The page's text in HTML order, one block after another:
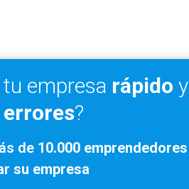
empresa rápido y
?
de 10.000 emprendedores
su empresa